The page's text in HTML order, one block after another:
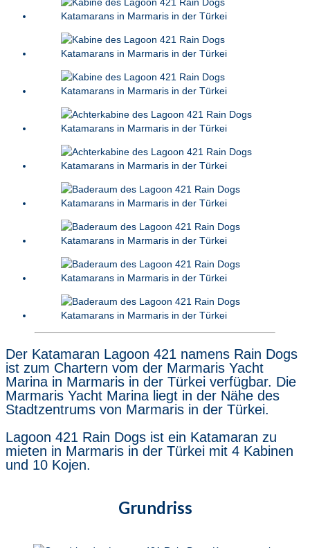
Der Katamaran Lagoon 421 namens Rain Dogs
ist zum Chartern vom der Marmaris Yacht
Marina in Marmaris in der Türkei verfügbar. Die
Marmaris Yacht Marina liegt in der Nähe des
Stadtzentrums von Marmaris in der Türkei.
Lagoon 421 Rain Dogs ist ein Katamaran zu
mieten in Marmaris in der Türkei mit 4 Kabinen
und 10 Kojen.
Grundriss